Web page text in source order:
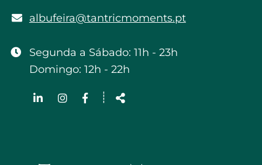
albufeira@tantricmoments.pt
albufeira@tantricmoments.pt
Segunda a Sábado: 11h - 23h
Domingo: 12h - 22h
Siga-
┊